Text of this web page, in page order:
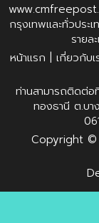
กรุงเทพและทั่วประ
รายล
หน้าแรก | เกี่ยวกับเ
ท่านสามารถติดต่
ทองธานี ต.บา
Copyright ©